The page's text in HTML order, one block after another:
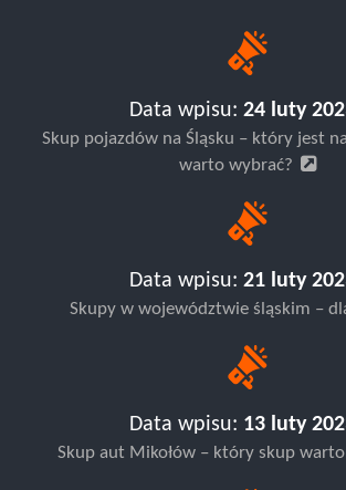
Data wpisu: 24 luty
Skup pojazdów na Śląsku – który jest
warto wybrać?
Data wpisu: 21 luty
Skupy w województwie śląskim –
Data wpisu: 13 luty
Skup aut Mikołów – który skup